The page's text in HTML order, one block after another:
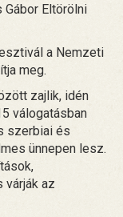
Eltörölni
a Nemzeti
meg.
zajlik, idén
válogatásban
szerbiai és
ünnepen lesz.
várják az